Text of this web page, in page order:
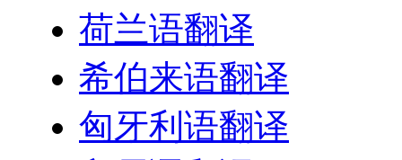
荷兰语翻译
希伯来语翻译
匈牙利语翻译